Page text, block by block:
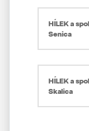
HÍLEK a
Senica
HÍLEK a
Skalica